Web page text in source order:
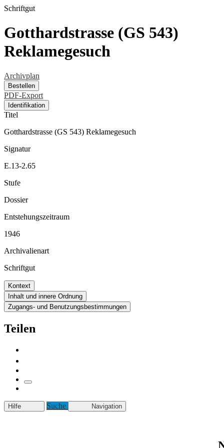
Schriftgut
Gotthardstrasse (GS 543)
Reklamegesuch
Archivplan
Bestellen
PDF-Export
Identifikation
Titel
Gotthardstrasse (GS 543) Reklamegesuch
Signatur
E.13-2.65
Stufe
Dossier
Entstehungszeitraum
1946
Archivalienart
Schriftgut
Kontext
Inhalt und innere Ordnung
Zugangs- und Benutzungsbestimmungen
Teilen
Hilfe Suche Navigation